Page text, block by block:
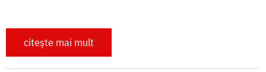
citește mai mult